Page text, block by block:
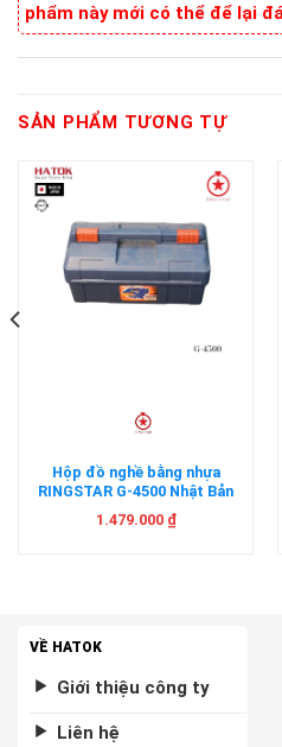
phẩm này mới có thể để lại
SẢN PHẨM TƯƠNG TỰ
Hộp đồ nghề bằng nhựa
RINGSTAR G-4500 Nhật Bản
1.479.000 ₫
VỀ HATOK
Giới thiệu công ty
Liên hệ